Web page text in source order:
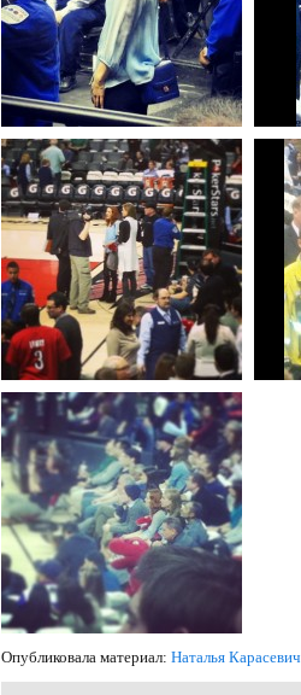
Опубликовала материал: Наталья Карасевич